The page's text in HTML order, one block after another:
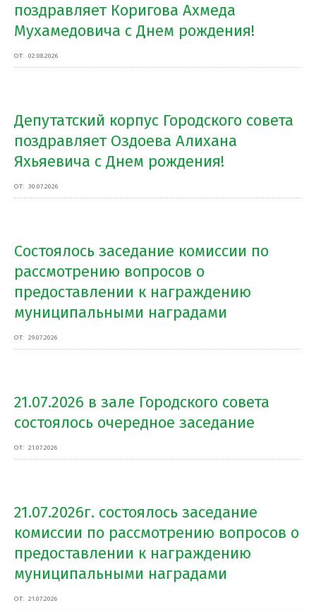
поздравляет Коригова Ахмеда
Мухамедовича с Днем рождения!
ОТ: 02.08.2026
Депутатский корпус Городского совета
поздравляет Оздоева Алихана
Яхьяевича с Днем рождения!
ОТ: 30.07.2026
Состоялось заседание комиссии по
рассмотрению вопросов о
предоставлении к награждению
муниципальными наградами
ОТ: 29.07.2026
21.07.2026 в зале Городского совета
состоялось очередное заседание
ОТ: 21.07.2026
21.07.2026г. состоялось заседание
комиссии по рассмотрению вопросов о
предоставлении к награждению
муниципальными наградами
ОТ: 21.07.2026